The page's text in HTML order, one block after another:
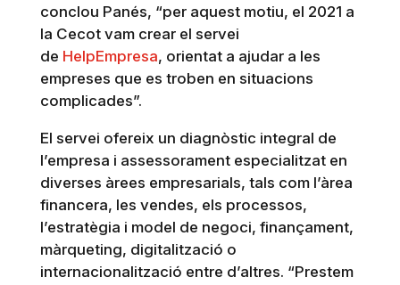
conclou Panés, “per aquest motiu, el 2021 a
la Cecot vam crear el servei
de HelpEmpresa, orientat a ajudar a les
empreses que es troben en situacions
complicades”.
El servei ofereix un diagnòstic integral de
l’empresa i assessorament especialitzat en
diverses àrees empresarials, tals com l’àrea
financera, les vendes, els processos,
l’estratègia i model de negoci, finançament,
màrqueting, digitalització o
internacionalització entre d’altres. “Prestem